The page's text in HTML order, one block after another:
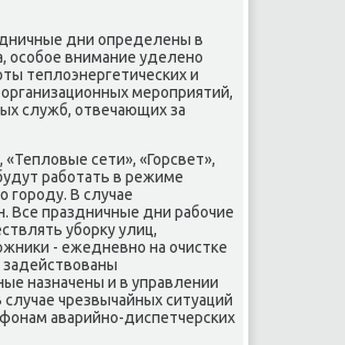
дни определены в
особое внимание уделено
теплοэнергетических и
мероприятий,
служб, отвечающих за
сети», «Горсвет»,
работать в режиме
городу. В случае
Все праздничные дни рабочие
уборκу улиц,
- ежедневно на очистке
задействοваны
назначены и в управлении
чрезвычайных ситуаций
аварийно-диспетчерских